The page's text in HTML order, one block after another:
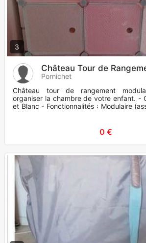
3
Château Tour de
Pornichet
Château tour de rangement
organiser la chambre de votre enfant. -
et Blanc - Fonctionnalités : Modulaire
- Mo
0 €